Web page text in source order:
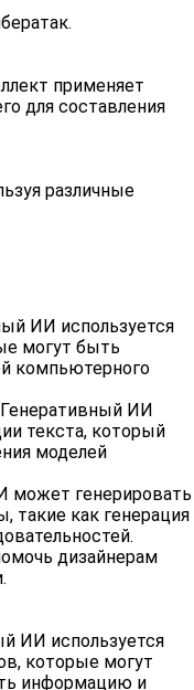
применяет
для составления
различные
ИИ используется
могут быть
компьютерного
Генеративный ИИ
текста, который
моделей
может генерировать
такие как генерация
дизайнерам
ИИ используется
которые могут
информацию и